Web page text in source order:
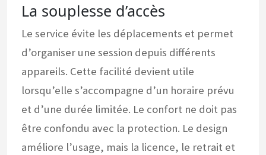
La souplesse d’accès
Le service évite les déplacements et permet
d’organiser une session depuis différents
appareils. Cette facilité devient utile
lorsqu’elle s’accompagne d’un horaire prévu
et d’une durée limitée. Le confort ne doit pas
être confondu avec la protection. Le design
améliore l’usage, mais la licence, le retrait et